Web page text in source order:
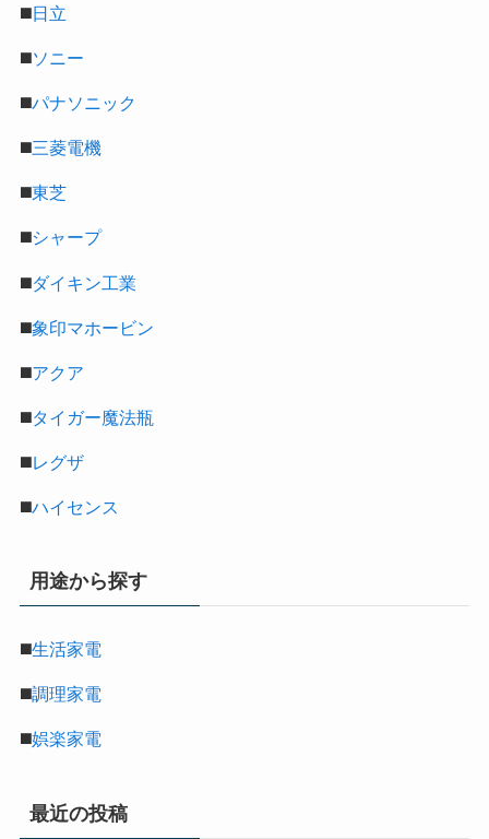
◼️日立
◼️ソニー
◼️パナソニック
◼️三菱電機
◼️東芝
◼️シャープ
◼️ダイキン工業
◼️象印マホービン
◼️アクア
◼️タイガー魔法瓶
◼️レグザ
◼️ハイセンス
用途から探す
◼️生活家電
◼️調理家電
◼️娯楽家電
最近の投稿